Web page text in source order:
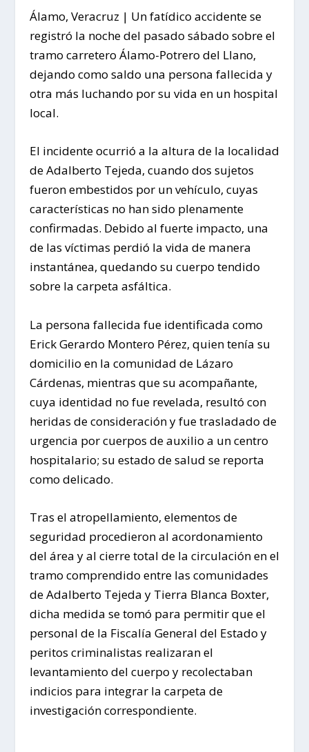
Álamo, Veracruz | Un fatídico accidente se
registró la noche del pasado sábado sobre el
tramo carretero Álamo-Potrero del Llano,
dejando como saldo una persona fallecida y
otra más luchando por su vida en un hospital
local.
El incidente ocurrió a la altura de la localidad
de Adalberto Tejeda, cuando dos sujetos
fueron embestidos por un vehículo, cuyas
características no han sido plenamente
confirmadas. Debido al fuerte impacto, una
de las víctimas perdió la vida de manera
instantánea, quedando su cuerpo tendido
sobre la carpeta asfáltica.
La persona fallecida fue identificada como
Erick Gerardo Montero Pérez, quien tenía su
domicilio en la comunidad de Lázaro
Cárdenas, mientras que su acompañante,
cuya identidad no fue revelada, resultó con
heridas de consideración y fue trasladado de
urgencia por cuerpos de auxilio a un centro
hospitalario; su estado de salud se reporta
como delicado.
Tras el atropellamiento, elementos de
seguridad procedieron al acordonamiento
del área y al cierre total de la circulación en el
tramo comprendido entre las comunidades
de Adalberto Tejeda y Tierra Blanca Boxter,
dicha medida se tomó para permitir que el
personal de la Fiscalía General del Estado y
peritos criminalistas realizaran el
levantamiento del cuerpo y recolectaban
indicios para integrar la carpeta de
investigación correspondiente.